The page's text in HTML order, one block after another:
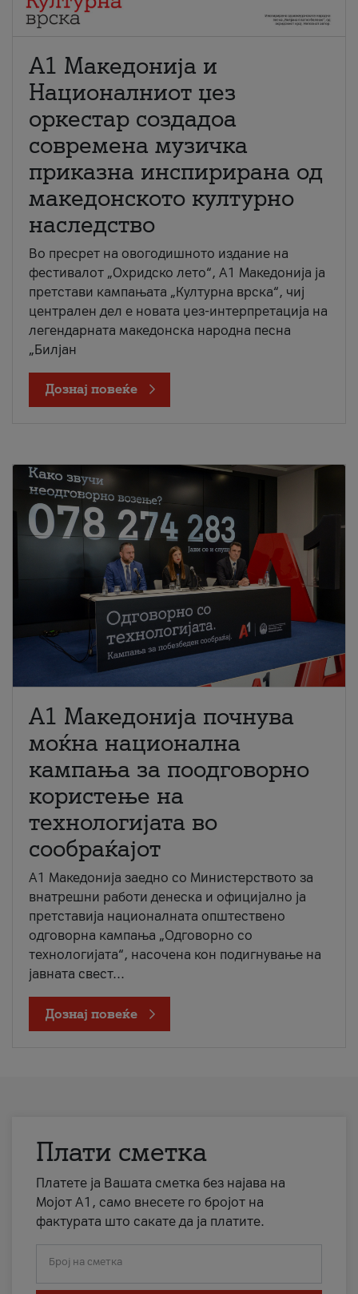
А1 Македонија и
Националниот џез
оркестар создадоа
современа музичка
приказна инспирирана од
македонското културно
наследство
Во пресрет на овогодишното издание на
фестивалот „Охридско лето“, А1 Македонија ја
претстави кампањата „Културна врска“, чиј
централен дел е новата џез-интерпретација на
легендарната македонска народна песна
„Билјан
Дознај повеќе
A1 Македонија почнува
моќна национална
кампања за поодговорно
користење на
технологијата во
сообраќајот
A1 Македонија заедно со Министерството за
внатрешни работи денеска и официјално ја
претставија националната општествено
одговорна кампања „Одговорно со
технологијата“, насочена кон подигнување на
јавната свест...
Дознај повеќе
Плати сметка
Платете ја Вашата сметка без најава на
Мојот А1, само внесете го бројот на
фактурата што сакате да ја платите.
Број на сметка